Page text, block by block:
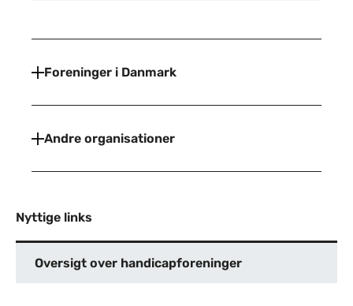
Foreninger i Danmark
Andre organisationer
Nyttige links
Oversigt over handicapforeninger